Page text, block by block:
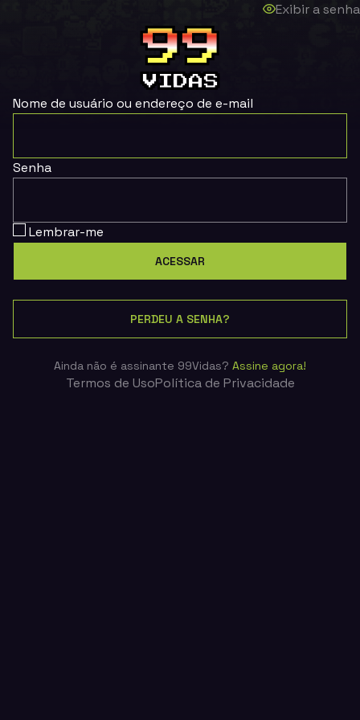
Nome de usuário ou endereço de e-mail
Senha
Exibir a senha
Lembrar-me
PERDEU A SENHA?
Ainda não é assinante 99Vidas? Assine agora!
Termos de UsoPolítica de Privacidade